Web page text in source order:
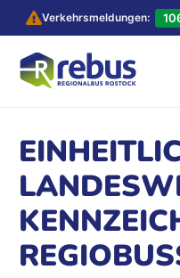
Verkehrsmeldungen: